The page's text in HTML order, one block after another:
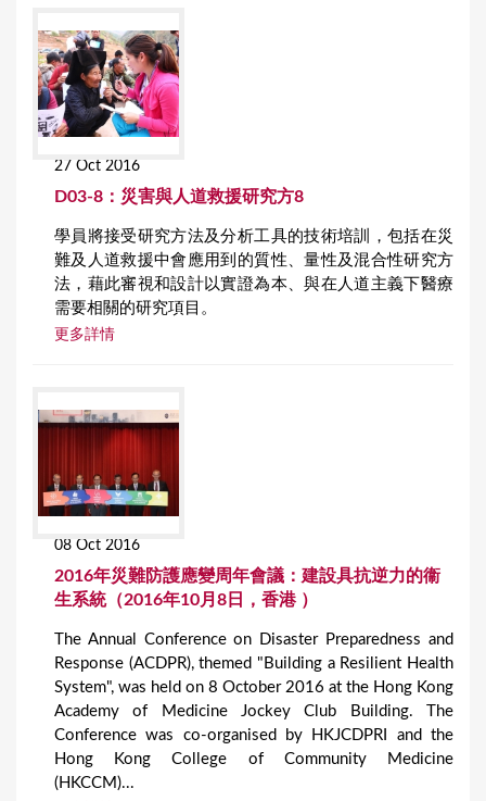
27 Oct 2016
D03-8：災害與人道救援研究方8
學員將接受研究方法及分析工具的技術培訓，包括在災
難及人道救援中會應用到的質性、量性及混合性研究方
法，藉此審視和設計以實證為本、與在人道主義下醫療
需要相關的研究項目。
更多詳情
08 Oct 2016
2016年災難防護應變周年會議：建設具抗逆力的衞
生系統（2016年10月8日，香港 ）
The Annual Conference on Disaster Preparedness and
Response (ACDPR), themed "Building a Resilient Health
System", was held on 8 October 2016 at the Hong Kong
Academy of Medicine Jockey Club Building. The
Conference was co-organised by HKJCDPRI and the
Hong Kong College of Community Medicine
(HKCCM)...